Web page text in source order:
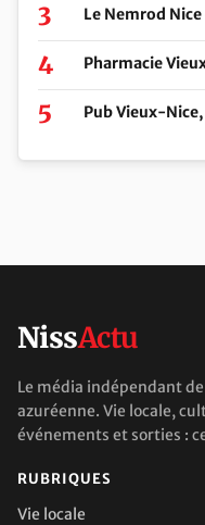
Le Nemrod
Pharmacie
Pub Vieux-
NissActu
Le média indépendant
azuréenne. Vie locale,
événements et sorties :
RUBRIQUES
Vie locale